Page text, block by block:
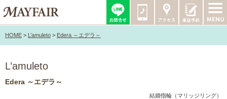
HOME > L’amuleto > Edera ～エデラ～
L’amuleto
Edera ～エデラ～
結婚指輪（マリッジリング）